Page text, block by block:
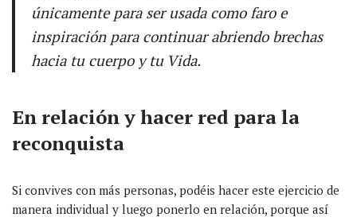
únicamente para ser usada como faro e
inspiración para continuar abriendo brechas
hacia tu cuerpo y tu Vida.
En relación y hacer red para la
reconquista
Si convives con más personas, podéis hacer este ejercicio de
manera individual y luego ponerlo en relación, porque así